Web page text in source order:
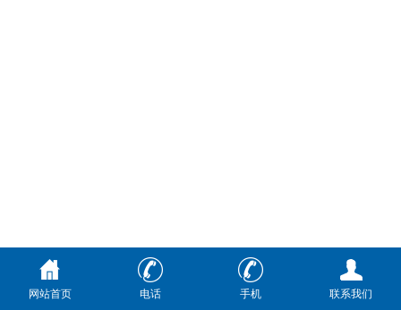
网站首页 电话 手机 联系我们